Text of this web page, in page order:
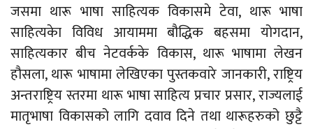
जसमा थारू भाषा साहित्यक विकासमे टेवा, थारू भाषा
साहित्यकेा विविध आयाममा बौद्धिक बहसमा योगदान,
साहित्यकार बीच नेटवर्कके विकास, थारू भाषामा लेखन
हौसला, थारू भाषामा लेखिएका पुस्तकवारे जानकारी, राष्ट्रिय
अन्तराष्ट्रिय स्तरमा थारू भाषा साहित्य प्रचार प्रसार, राज्यलाई
मातृभाषा विकासको लागि दवाव दिने तथा थारूहरुको छुट्टै